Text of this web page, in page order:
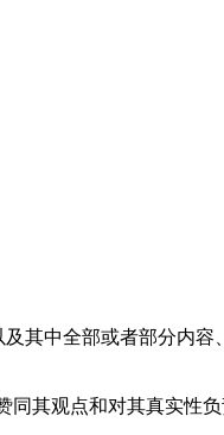
其中全部或者部分内
其观点和对其真实性负